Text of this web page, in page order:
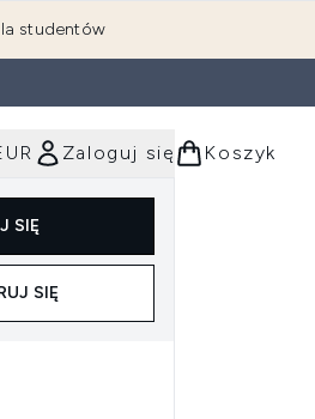
studentów
Zaloguj się
SIĘ
SIĘ
Koszyk
Wejdź do podmenu (Narzędzia)